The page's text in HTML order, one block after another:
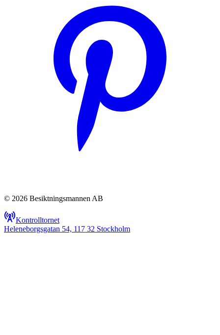
© 2026 Besiktningsmannen AB
Kontrolltornet
Heleneborgsgatan 54, 117 32 Stockholm